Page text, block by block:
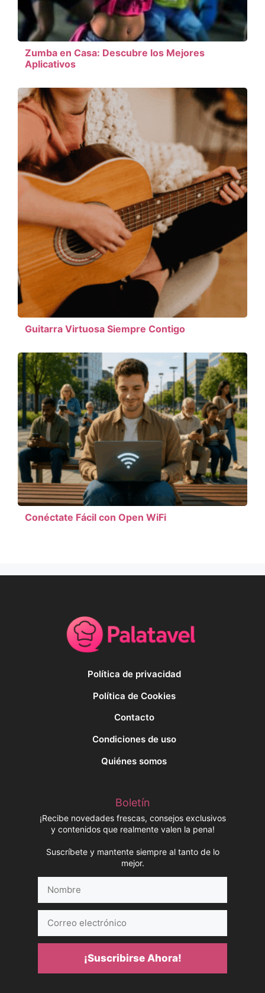
Zumba en Casa: Descubre los Mejores
Aplicativos
Guitarra Virtuosa Siempre Contigo
Conéctate Fácil con Open WiFi
Política de privacidad
Política de Cookies
Contacto
Condiciones de uso
Quiénes somos
Boletín
¡Recibe novedades frescas, consejos exclusivos
y contenidos que realmente valen la pena!
Suscríbete y mantente siempre al tanto de lo
mejor.
electrónico
¡Suscribirse Ahora!